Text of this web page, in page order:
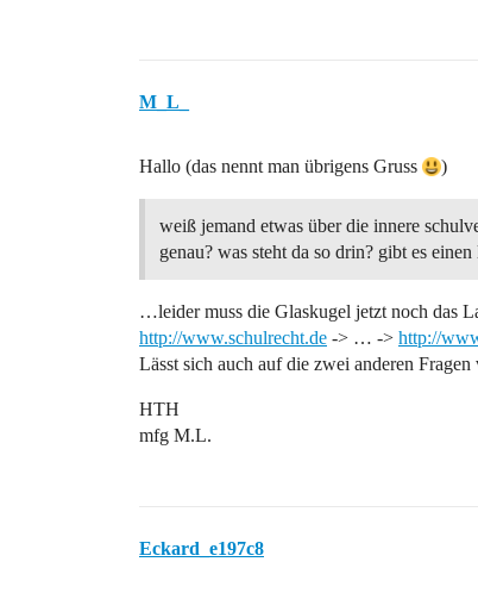
M_L_
Hallo (das nennt man übrigens Gruss )
weiß jemand etwas über die innere
genau? was steht da so drin? gibt es
…leider muss die Glaskugel jetzt noch das
http://www.schulrecht.de -> … -> http://
Lässt sich auch auf die zwei anderen Fragen
HTH
mfg M.L.
Eckard_e197c8